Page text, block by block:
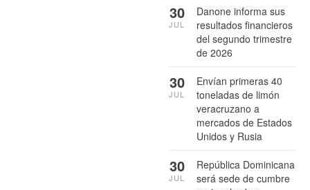
Danone informa sus
resultados financieros
del segundo trimestre
de 2026
30
JUL
Envían primeras 40
toneladas de limón
veracruzano a
mercados de Estados
Unidos y Rusia
30
JUL
República Dominicana
será sede de cumbre
30
JUL